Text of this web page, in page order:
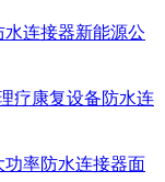
连接器新能源公
疗康复设备防水连
率防水连接器面